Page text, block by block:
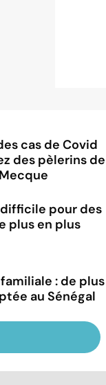
cas de Covid
des pèlerins de
difficile pour des
plus en plus
: de plus
au Sénégal